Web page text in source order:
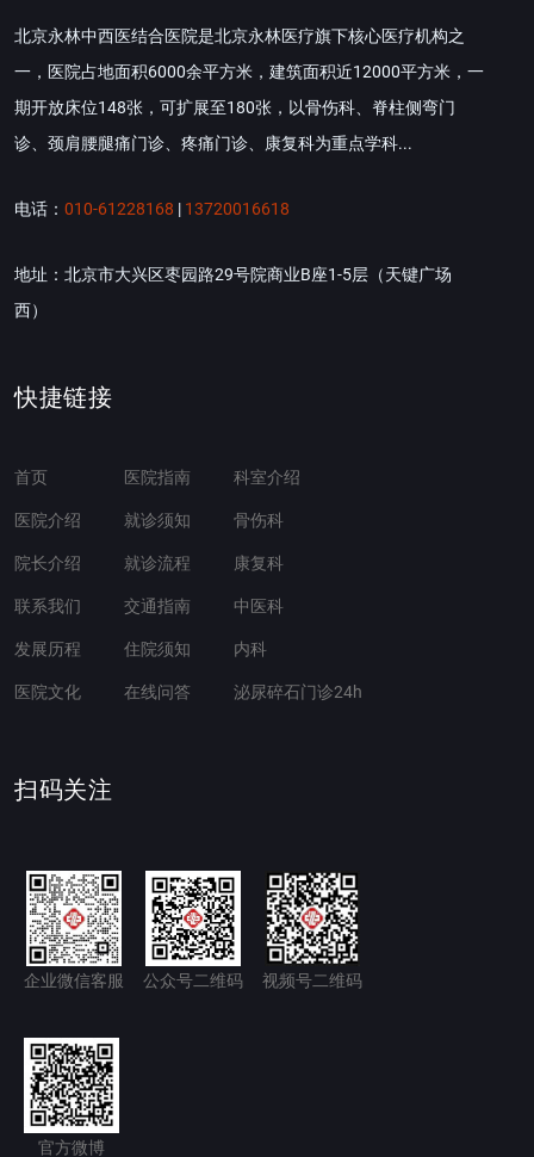
北京永林中西医结合医院是北京永林医疗旗下核心医疗机构之
一，医院占地面积6000余平方米，建筑面积近12000平方米，一
期开放床位148张，可扩展至180张，以骨伤科、脊柱侧弯门
诊、颈肩腰腿痛门诊、疼痛门诊、康复科为重点学科...
电话： 010-61228168 | 13720016618
地址：北京市大兴区枣园路29号院商业B座1-5层（天键广场
西）
快捷链接
首页
医院介绍
院长介绍
联系我们
发展历程
医院文化
医院指南
就诊须知
就诊流程
交通指南
住院须知
在线问答
科室介绍
骨伤科
康复科
中医科
内科
泌尿碎石门诊24h
扫码关注
企业微信客服 公众号二维码 视频号二维码
官方微博